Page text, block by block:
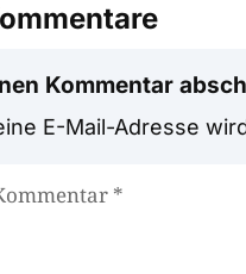
Kommentar
E-Mail-Adresse